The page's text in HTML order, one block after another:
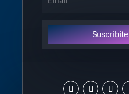
Suscribite